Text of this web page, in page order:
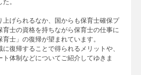
上げられるなか、国からも保育士確保プ
育士の資格を持ちながら保育士の仕事に
士」の復帰が望まれています。
復帰することで得られるメリットや、
体制などについてご紹介してゆきま